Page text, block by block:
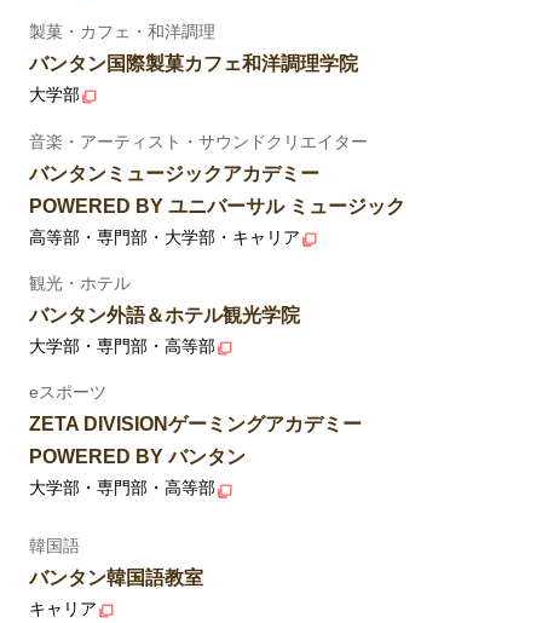
製菓・カフェ・和洋調理
バンタン国際製菓カフェ和洋調理学院
大学部
音楽・アーティスト・サウンドクリエイター
バンタンミュージックアカデミー
POWERED BY ユニバーサル ミュージック
高等部・専門部・大学部・キャリア
観光・ホテル
バンタン外語＆ホテル観光学院
大学部・専門部・高等部
eスポーツ
ZETA DIVISIONゲーミングアカデミー
POWERED BY バンタン
大学部・専門部・高等部
韓国語
バンタン韓国語教室
キャリア